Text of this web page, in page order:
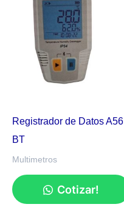
Registrador de Datos A56
BT
Multimetros
Cotizar!